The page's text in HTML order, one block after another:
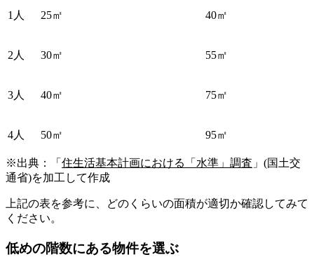
1人 25㎡ 40㎡
2人 30㎡ 55㎡
3人 40㎡ 75㎡
4人 50㎡ 95㎡
※出典：「 住生活基本計画における「水準」調査 」(国土交
通省)を加工して作成
上記の表を参考に、どのくらいの面積が適切か確認してみて
ください。
低めの階数にある物件を選ぶ